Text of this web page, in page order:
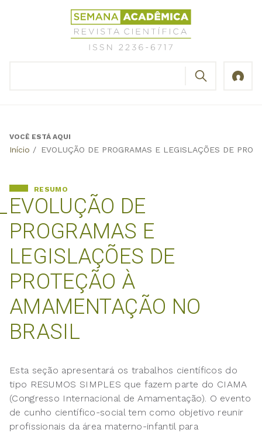
Revista
Científica
Semana
Back
VOCÊ ESTÁ AQUI
Início / EVOLUÇÃO DE PROGRAMAS E LEGISLAÇÕES DE
EVOLUÇÃO DE
PROGRAMAS E
LEGISLAÇÕES DE
PROTEÇÃO À
AMAMENTAÇÃO NO
BRASIL
RESUMO
Esta seção apresentará os trabalhos científicos do
tipo RESUMOS SIMPLES que fazem parte do CIAMA
(Congresso Internacional de Amamentação). O evento
de cunho científico-social tem como objetivo reunir
profissionais da área materno-infantil para